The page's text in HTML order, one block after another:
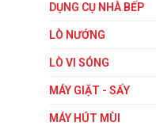
DỤNG CỤ NHÀ BẾP
LÒ NƯỚNG
LÒ VI SÓNG
MÁY GIẶT - SẤY
MÁY HÚT MÙI